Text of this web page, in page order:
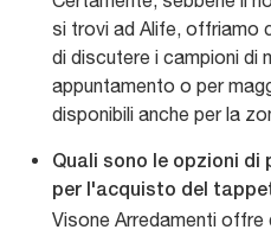
si trovi ad Alife, offriamo
di discutere i campioni di
appuntamento o per
disponibili anche per la
Quali sono le opzioni di
per l'acquisto del
Visone Arredamenti offre